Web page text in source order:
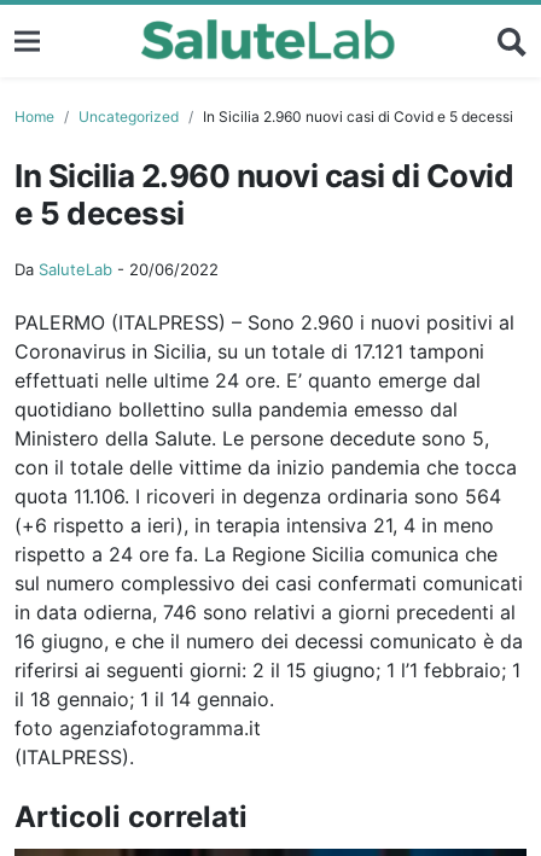
Home Uncategorized In Sicilia 2.960 nuovi casi di Covid e 5 decessi
In Sicilia 2.960 nuovi casi di Covid
e 5 decessi
Da SaluteLab - 20/06/2022
PALERMO (ITALPRESS) – Sono 2.960 i nuovi positivi al
Coronavirus in Sicilia, su un totale di 17.121 tamponi
effettuati nelle ultime 24 ore. E’ quanto emerge dal
quotidiano bollettino sulla pandemia emesso dal
Ministero della Salute. Le persone decedute sono 5,
con il totale delle vittime da inizio pandemia che tocca
quota 11.106. I ricoveri in degenza ordinaria sono 564
(+6 rispetto a ieri), in terapia intensiva 21, 4 in meno
rispetto a 24 ore fa. La Regione Sicilia comunica che
sul numero complessivo dei casi confermati comunicati
in data odierna, 746 sono relativi a giorni precedenti al
16 giugno, e che il numero dei decessi comunicato è da
riferirsi ai seguenti giorni: 2 il 15 giugno; 1 l’1 febbraio; 1
il 18 gennaio; 1 il 14 gennaio.
foto agenziafotogramma.it
(ITALPRESS).
Articoli correlati